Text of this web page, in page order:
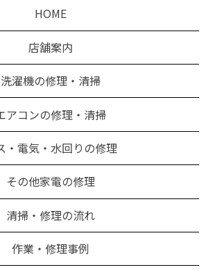
HOME
店舗案内
洗濯機の修理・清掃
アコンの修理・清掃
・電気・水回りの修理
その他家電の修理
清掃・修理の流れ
作業・修理事例